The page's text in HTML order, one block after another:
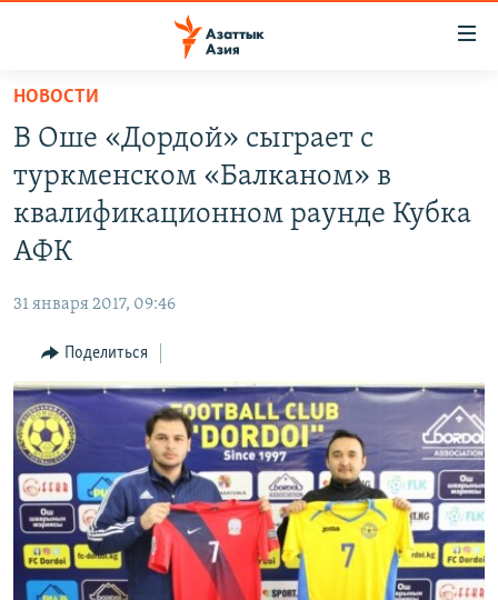
Вернуться
основному
содержанию
Вернутся
главной
Вернутся
поиску
КЫРГЫЗСТАН
УЗБЕКИСТАН
ВОЙНА В УКРАИНЕ
НА ДРУГИХ ЯЗЫКАХ
КЫРГЫЗЧА
ЎЗБЕКЧА
ТОҶИКӢ
TÜRKMENÇE
ПОДПИШИТЕСЬ НА НАС В СОЦСЕТЯХ
Все сайты РСЕ/РС
НОВОСТИ
В Оше «Дордой» сыграет с
туркменском «Балканом» в
квалификационном раунде Кубка
АФК
31 января 2017, 09:46
Поделиться